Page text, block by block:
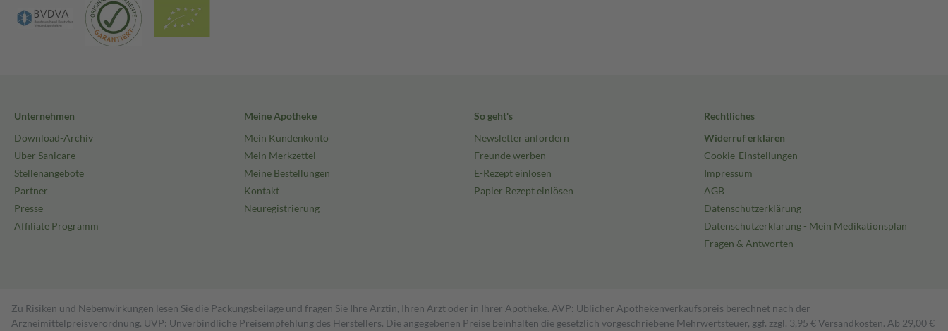
Unternehmen
Download-Archiv
Über Sanicare
Stellenangebote
Partner
Presse
Affiliate Programm
Meine Apotheke
Mein Kundenkonto
Mein Merkzettel
Meine Bestellungen
Kontakt
Neuregistrierung
So geht's
Newsletter anfordern
Freunde werben
E-Rezept einlösen
Papier Rezept einlösen
Rechtliches
Widerruf erklären
Cookie-Einstellungen
Impressum
AGB
Datenschutzerklärung
Datenschutzerklärung - Mein Medikationsplan
Fragen & Antworten
Zu Risiken und Nebenwirkungen lesen Sie die Packungsbeilage und fragen Sie Ihre Ärztin, Ihren Arzt oder in Ihrer Apotheke. AVP: Üblicher Apothekenverkaufspreis berechnet nach der
Arzneimittelpreisverordnung. UVP: Unverbindliche Preisempfehlung des Herstellers. Die angegebenen Preise beinhalten die gesetzlich vorgeschriebene Mehrwertsteuer, ggf. zzgl. 3,95 € Versandkosten. Ab 29,00 €